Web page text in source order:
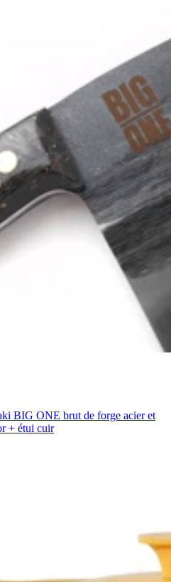
BIG ONE brut de forge acier et
+ étui cuir